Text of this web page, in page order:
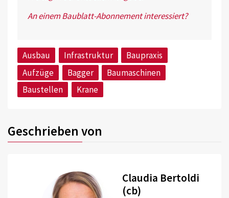
An einem Baublatt-Abonnement interessiert?
Ausbau Infrastruktur
Baupraxis
Aufzüge
Bagger
Baumaschinen
Baustellen
Krane
Geschrieben von
Claudia Bertoldi
(cb)